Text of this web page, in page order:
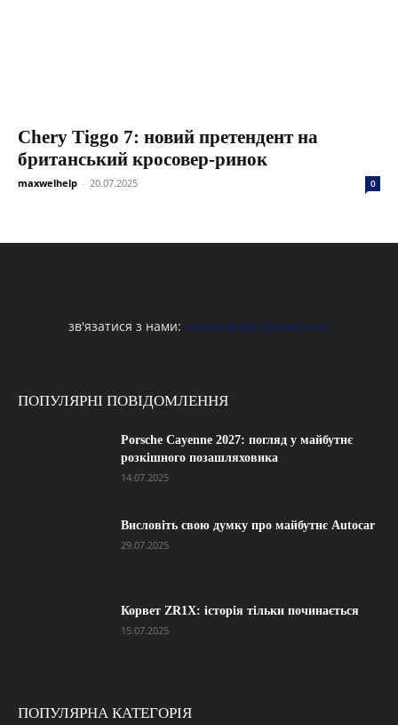
Chery Tiggo 7: новий претендент на
британський кросовер-ринок
maxwelhelp - 20.07.2025 0
зв'язатися з нами: maxwelhelp@gmail.com
ПОПУЛЯРНІ ПОВІДОМЛЕННЯ
Porsche Cayenne 2027: погляд у майбутнє
розкішного позашляховика
14.07.2025
Висловіть свою думку про майбутнє Autocar
29.07.2025
Корвет ZR1X: історія тільки починається
15.07.2025
ПОПУЛЯРНА КАТЕГОРІЯ